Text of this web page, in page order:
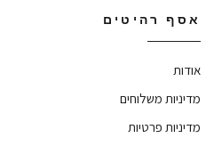
אסף רהיטים
אודות
מדיניות משלוחים
מדיניות פרטיות